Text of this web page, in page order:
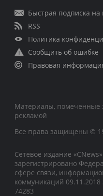
Быстрая подписка на
RSS
Политика
Сообщить об ошибке
Правовая
Материалы, помеченные
рекламой
Все права защищены ©
Сетевое издание
зарегистрировано
сфере связи,
коммуникаций
74283